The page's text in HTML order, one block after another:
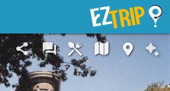
EZTrip